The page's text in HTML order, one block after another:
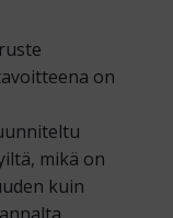
on
mikä on
kuin